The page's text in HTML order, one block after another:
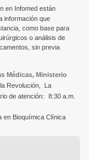
en Infomed están
información que
como base para
o análisis de
sin previa
Médicas, Ministerio
Revolución,
La
de atención:
8:30 a.m.
en Bioquímica Clínica